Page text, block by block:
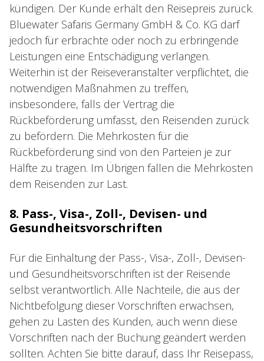
kündigen. Der Kunde erhält den Reisepreis zurück.
Bluewater Safaris Germany GmbH & Co. KG darf
jedoch für erbrachte oder noch zu erbringende
Leistungen eine Entschädigung verlangen.
Weiterhin ist der Reiseveranstalter verpflichtet, die
notwendigen Maßnahmen zu treffen,
insbesondere, falls der Vertrag die
Rückbeförderung umfasst, den Reisenden zurück
zu befördern. Die Mehrkosten für die
Rückbeförderung sind von den Parteien je zur
Hälfte zu tragen. Im Übrigen fallen die Mehrkosten
dem Reisenden zur Last.
8. Pass-, Visa-, Zoll-, Devisen- und
Gesundheitsvorschriften
Für die Einhaltung der Pass-, Visa-, Zoll-, Devisen-
und Gesundheitsvorschriften ist der Reisende
selbst verantwortlich. Alle Nachteile, die aus der
Nichtbefolgung dieser Vorschriften erwachsen,
gehen zu Lasten des Kunden, auch wenn diese
Vorschriften nach der Buchung geändert werden
sollten. Achten Sie bitte darauf, dass Ihr Reisepass,